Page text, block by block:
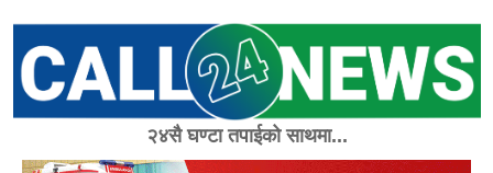
content
२४सै घण्टा तपाईको साथमा...